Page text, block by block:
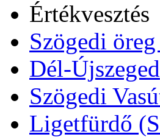
Értékvesztés
Szögedi
Dél-Újszeged
Szögedi
Ligetfürdő